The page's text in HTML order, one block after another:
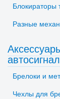
Блокираторы
Разные
Брелоки и
Чехлы для